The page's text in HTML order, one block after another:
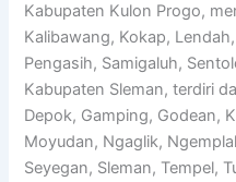
Kabupaten Kulon Progo,
Kalibawang, Kokap,
Pengasih, Samigaluh,
Kabupaten Sleman, terdiri
Depok, Gamping, Godean,
Moyudan, Ngaglik,
Seyegan, Sleman, Tempel,